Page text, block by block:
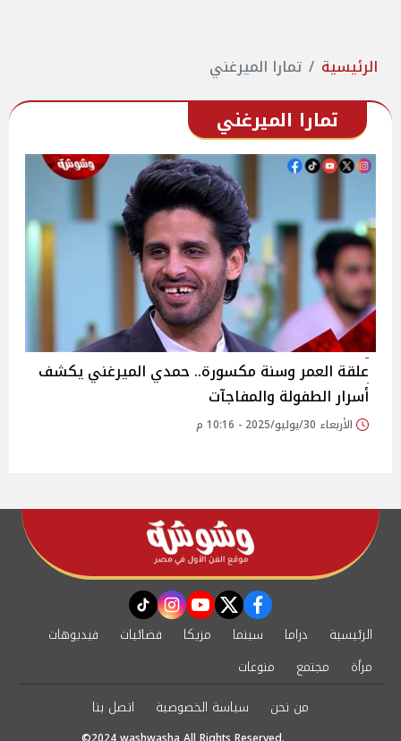
الرئيسية تمارا الميرغني
تمارا الميرغني
علقة العمر وسنة مكسورة.. حمدي الميرغني يكشف
أسرار الطفولة والمفاجآت‎
الأربعاء 30/يوليو/2025 - 10:16 م
facebook
twitter
youtube
instagram
tiktok
الرئيسية دراما سينما مزيكا فضائيات
فيديوهات
مرأة
مجتمع
منوعات
من نحن
سياسة الخصوصية اتصل بنا